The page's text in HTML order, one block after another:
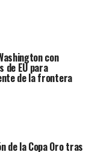
con
EU para
de la frontera
de la Copa Oro tras